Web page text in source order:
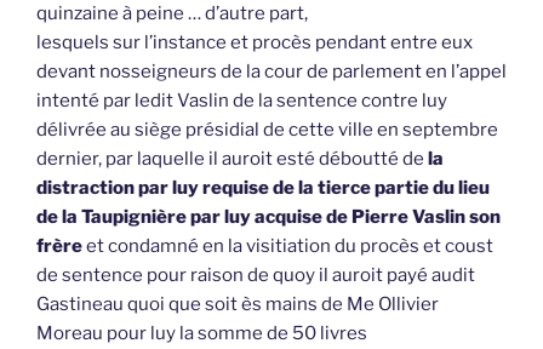
quinzaine à peine … d’autre part,
lesquels sur l’instance et procès pendant entre eux
devant nosseigneurs de la cour de parlement en l’appel
intenté par ledit Vaslin de la sentence contre luy
délivrée au siège présidial de cette ville en septembre
dernier, par laquelle il auroit esté déboutté de la
distraction par luy requise de la tierce partie du lieu
de la Taupignière par luy acquise de Pierre Vaslin son
frèreet condamné en la visitiation du procès et coust
de sentence pour raison de quoy il auroit payé audit
Gastineau quoi que soit ès mains de Me Ollivier
Moreau pour luy la somme de 50 livres